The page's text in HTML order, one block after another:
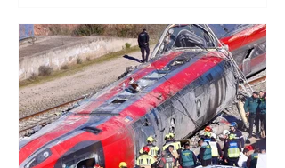
impedía cruzar el río Verde